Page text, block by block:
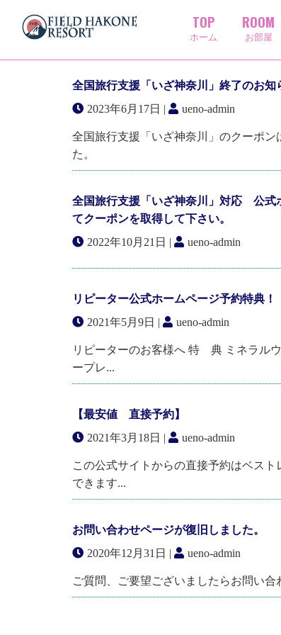
TOP
ホーム
ROOM
お部屋
一覧
全国旅行支援「いざ神奈川」終了のお知
2023年6月17日 |
ueno-admin
全国旅行支援「いざ神奈川」のクーポ
た。
全国旅行支援「いざ神奈川」対応 公
てクーポンを取得して下さい。
2022年10月21日 |
ueno-admin
リピーター公式ホームページ予約特典！
2021年5月9日 |
ueno-admin
リピーターのお客様へ 特 典 ミネラル
ープレ...
【最安値 直接予約】
2021年3月18日 |
ueno-admin
この公式サイトからの直接予約はベス
できます...
お問い合わせページが復旧しました。
2020年12月31日 |
ueno-admin
ご質問、ご要望ございましたらお問い合